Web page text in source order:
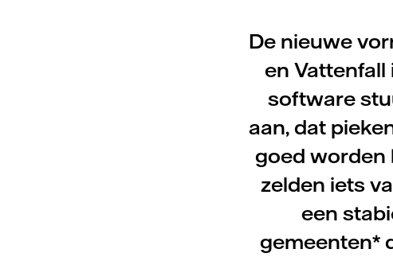
De nieuwe
en
software
aan, dat
goed worden
zelden iets
een
gemeenten*